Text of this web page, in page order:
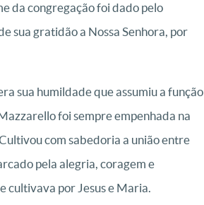
da congregação foi dado pelo
sua gratidão a Nossa Senhora, por
sua humildade que assumiu a função
foi sempre empenhada na
com sabedoria a união entre
pela alegria, coragem e
cultivava por Jesus e Maria.